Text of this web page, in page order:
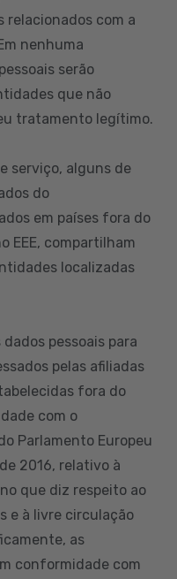
relacionados com a
nenhuma
serão
que não
tratamento legítimo.
serviço, alguns de
do
em países fora do
EEE, compartilham
localizadas
pessoais para
pelas afiliadas
fora do
com o
Parlamento Europeu
2016, relativo à
que diz respeito ao
e à livre circulação
as
conformidade com